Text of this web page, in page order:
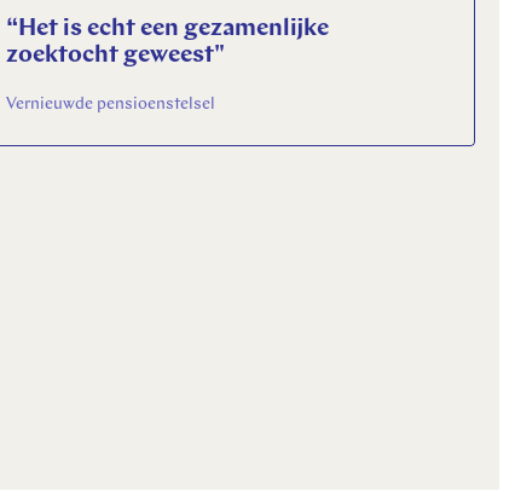
“Het is echt een gezamenlĳke
zoektocht geweest"
Vernieuwde pensioenstelsel